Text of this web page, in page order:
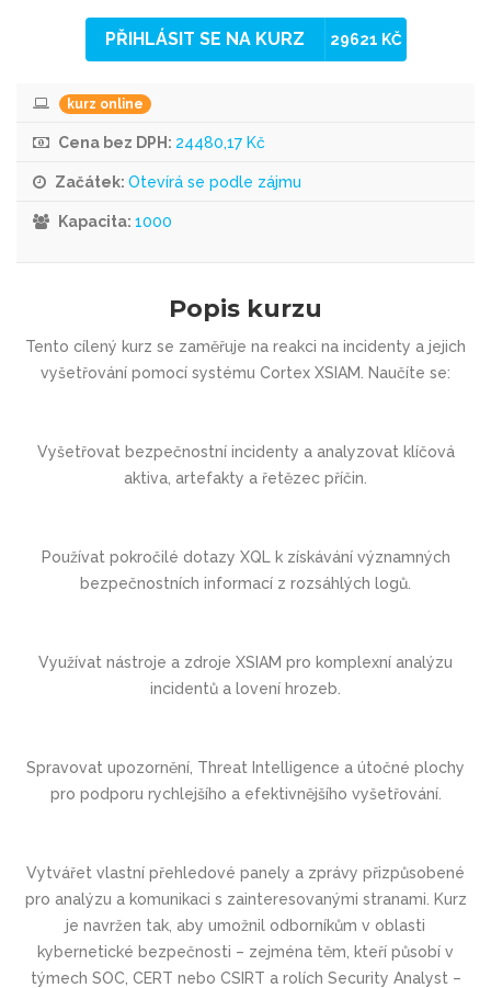
PŘIHLÁSIT SE NA KURZ 29621 KČ
kurz online
Cena bez DPH: 24480,17 Kč
Začátek: Otevírá se podle zájmu
Kapacita: 1000
Popis kurzu
Tento cílený kurz se zaměřuje na reakci na incidenty a jejich
vyšetřování pomocí systému Cortex XSIAM. Naučíte se:
Vyšetřovat bezpečnostní incidenty a analyzovat klíčová
aktiva, artefakty a řetězec příčin.
Používat pokročilé dotazy XQL k získávání významných
bezpečnostních informací z rozsáhlých logů.
Využívat nástroje a zdroje XSIAM pro komplexní analýzu
incidentů a lovení hrozeb.
Spravovat upozornění, Threat Intelligence a útočné plochy
pro podporu rychlejšího a efektivnějšího vyšetřování.
Vytvářet vlastní přehledové panely a zprávy přizpůsobené
pro analýzu a komunikaci s zainteresovanými stranami. Kurz
je navržen tak, aby umožnil odborníkům v oblasti
kybernetické bezpečnosti – zejména těm, kteří působí v
týmech SOC, CERT nebo CSIRT a rolích Security Analyst –